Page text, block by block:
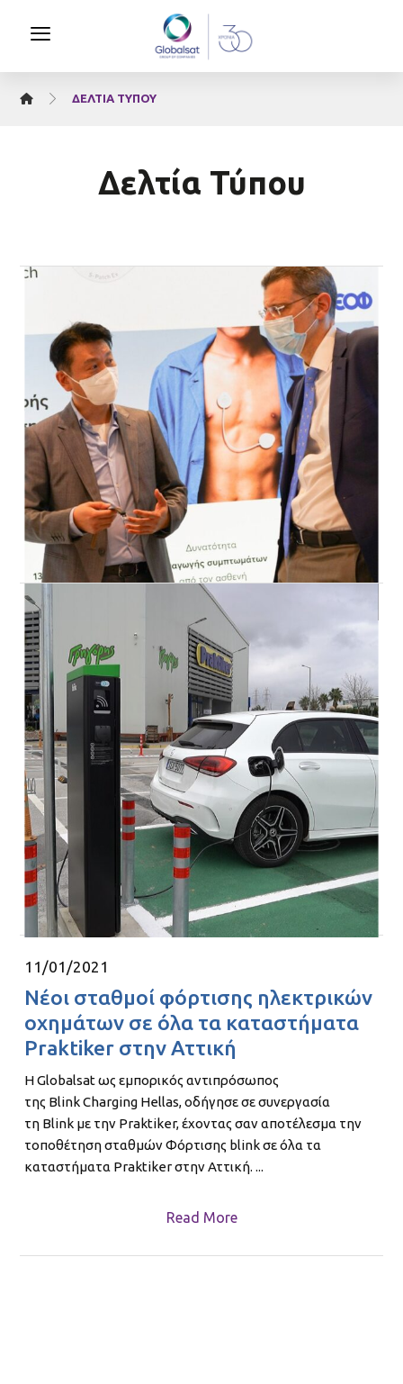
ΔΕΛΤΊΑ ΤΎΠΟΥ
Δελτία Τύπου
02/11/2021
Η Globalsat στο 42ο Πανελλήνιο
Καρδιολογικό Συνέδριο
H GLOBALSAT, συμμετείχε στο 42ο Πανελλήνιο
Καρδιολογικό Συνέδριο που έλαβε χώρα στο Μέγαρο
Μουσικής Αθηνών 21-23 Οκτωβρίου, παρουσιάζοντας το
νέο ιατροτεχνολογικό προϊόν S-PATCH EX, το οποίο
αποτελεί ένα σύγχρονο σύστημα καταγραφής καρδιακού
ρυθμού, ανίχνευσης & διάγνωσης αρρυθμιών. ...
Read More
11/01/2021
Νέοι σταθμοί φόρτισης ηλεκτρικών
οχημάτων σε όλα τα καταστήματα
Praktiker στην Αττική
Η Globalsat ως εμπορικός αντιπρόσωπος
της Blink Charging Hellas, οδήγησε σε συνεργασία
τη Blink με την Praktiker, έχοντας σαν αποτέλεσμα την
τοποθέτηση σταθμών Φόρτισης blink σε όλα τα
καταστήματα Praktiker στην Αττική. ...
Read More